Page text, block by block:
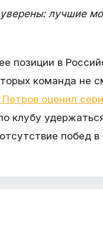
лучшие
позиции в
команда не
оценил
клубу
побед в